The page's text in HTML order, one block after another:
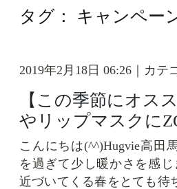
タグ： キャンペー
2019年2月18日 06:26｜カテ
【この季節にオス
やリップマスクに
こんにちは(^^)Hugvie高田
を過ぎて少し暖かさを感
近づいてくる春をとても待